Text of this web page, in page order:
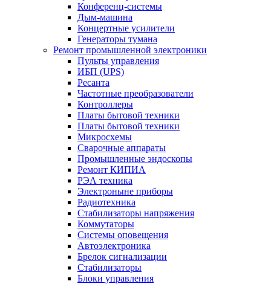
Конференц-системы
Дым-машина
Концертные усилители
Генераторы тумана
Ремонт промышленной электроники
Пульты управления
ИБП (UPS)
Ресанта
Частотные преобразователи
Контроллеры
Платы бытовой техники
Платы бытовой техники
Микросхемы
Сварочные аппараты
Промышленные эндоскопы
Ремонт КИПИА
РЭА техника
Электроныне приборы
Радиотехника
Стабилизаторы напряжения
Коммутаторы
Системы оповещения
Автоэлектроника
Брелок сигнализации
Стабилизаторы
Блоки управления